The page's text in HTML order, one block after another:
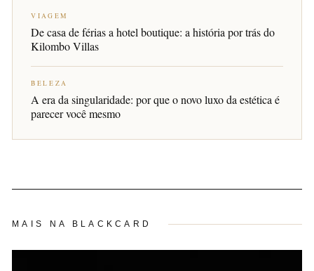
VIAGEM
De casa de férias a hotel boutique: a história por trás do
Kilombo Villas
BELEZA
A era da singularidade: por que o novo luxo da estética é
parecer você mesmo
MAIS NA BLACKCARD